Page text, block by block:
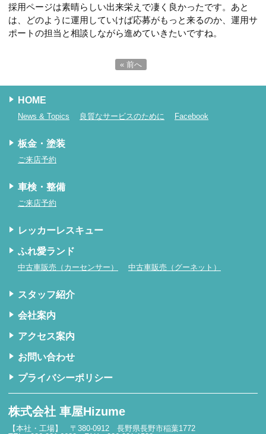
採用ページは素晴らしい出来栄えで凄く良かったです。あと
は、どのように運用していけば応募がもっと来るのか、運用サ
ポートの担当と相談しながら進めていきたいですね。
« 前へ
HOME
News & Topics 良質なサービスのために Facebook
板金・塗装
ご来店予約
車検・整備
ご来店予約
レッカーレスキュー
ふれ愛ランド
中古車販売（カーセンサー） 中古車販売（グーネット）
スタッフ紹介
会社案内
アクセス案内
お問い合わせ
プライバシーポリシー
株式会社 車屋Hizume
【本社・工場】 〒380-0912 長野県長野市稲葉1772